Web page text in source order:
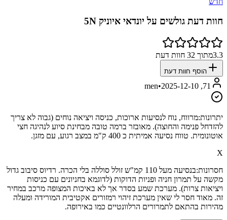
חוות דעת גולשים על יונדאי איוניק 5N
3.3מתוך 32 חוות דעת
הוסף חוות דעת
71, men
•2025-12-10
יתרונות:מרווח, נוח לנסיעות ארוכות, כניסה ויציאה נוחים (גבוה לא צריך
להזדחל פנימה והחוצה). מאובזר ברמה טובה מבחינת סיוע לנהיגה חצי
אוטונומית. טווח נסיעה אמיתית כ 400 ק"מ במצב רגוע, עם מזגן.
X
חסרונות:
בנסיעה מעל 110 קמ"ש זולל סוללה בלי הכרה. רדיוס סיבוב גדול
מקשה על תמרון חניה ופניות הדוקות (לדוגמא בחניונים עם כניסות
ויציאות צרות). מערכת שמע בסדר אך לא באיכות המצופה מרכב במחיר
זה. מאוד חסר לי שאין מערכת זיהוי רמזורים אקטיבית המורידה ומעלה
מהירות בהתאם לתמרורים הרלוונטיים כמו באירופה.